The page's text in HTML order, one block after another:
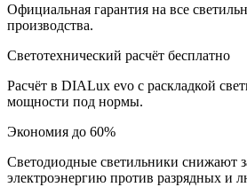
Официальная гарантия на все
производства.
Светотехнический расчёт бесплатно
Расчёт в DIALux evo с раскладкой
мощности под нормы.
Экономия до 60%
Светодиодные светильники снижают
электроэнергию против разрядных и